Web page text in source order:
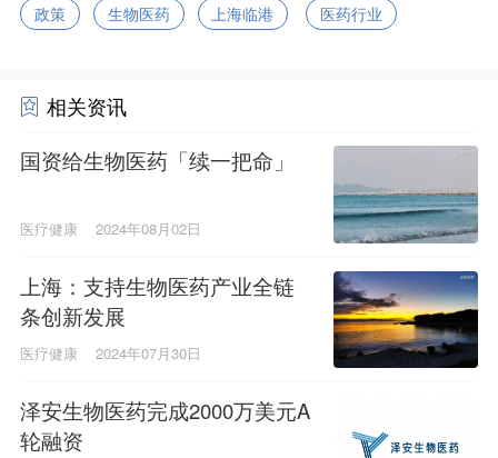
政策 生物医药 上海临港 医药行业
相关资讯
国资给生物医药「续一把命」
医疗健康 2024年08月02日
上海：支持生物医药产业全链
条创新发展
医疗健康 2024年07月30日
泽安生物医药完成2000万美元A
轮融资